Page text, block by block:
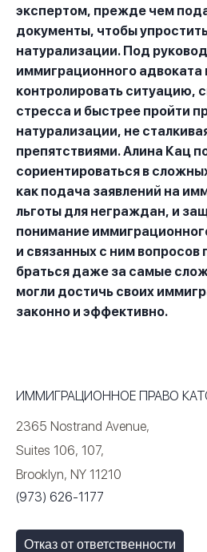
экспертом, прежде чем
документы, чтобы
натурализации. Под
иммиграционного
контролировать ситуацию,
стресса и быстрее пройти
натурализации, не
препятствиями. Алина Кац
сориентироваться в
как подача заявлений на
льготы для неграждан, и
понимание
и связанных с ним вопросов
браться даже за самые
могли достичь своих
законно и эффективно.
ИММИГРАЦИОННОЕ ПРАВО
2365 Nostrand Avenue,
Suites 106, 107,
Brooklyn, NY 11210
(973) 626-1177
Отказ от ответственности